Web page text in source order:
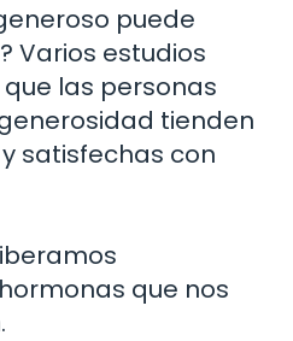
puede
Varios estudios
las personas
tienden
satisfechas con
que nos